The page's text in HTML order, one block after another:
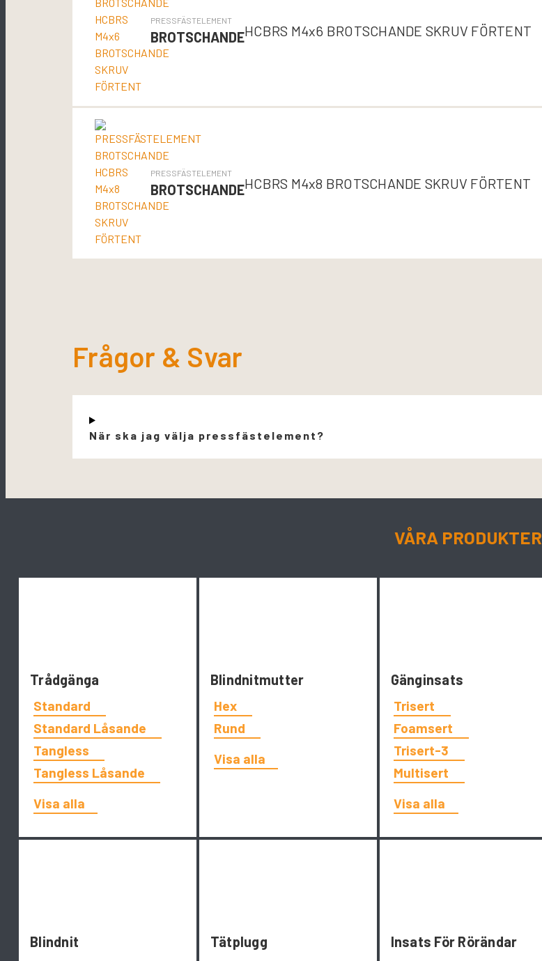
PRESSFÄSTELEMENT
BROTSCHANDEHCBRS M4x6 BROTSCHANDE SKRUV FÖRTENT
PRESSFÄSTELEMENT
BROTSCHANDEHCBRS M4x8 BROTSCHANDE SKRUV FÖRTENT
Frågor & Svar
När ska jag välja pressfästelement?
VÅRA PRODUKTER
Trådgänga
Standard
Standard Låsande
Tangless
Tangless Låsande
Visa alla
Blindnitmutter
Hex
Rund
Visa alla
Gänginsats
Trisert
Foamsert
Trisert-3
Multisert
Visa alla
Blindnit Tätplugg Insats För Rörändar